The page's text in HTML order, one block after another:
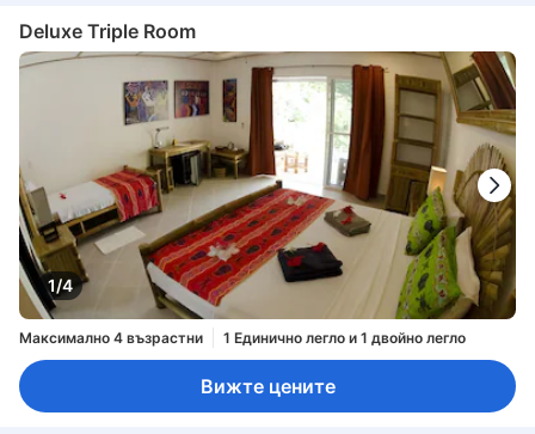
Deluxe Triple Room
1/4
Максимално 4 възрастни 1 Единично легло и 1 двойно легло
Вижте цените